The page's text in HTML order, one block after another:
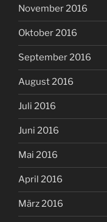
November 2016
Oktober 2016
September 2016
August 2016
Juli 2016
Juni 2016
Mai 2016
April 2016
März 2016